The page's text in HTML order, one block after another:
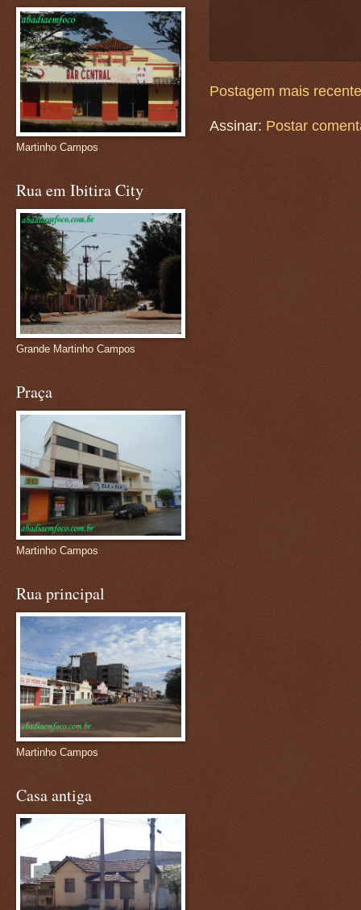
Postagem mais recente
Assinar: Postar
Martinho Campos
Rua em Ibitira City
Grande Martinho Campos
Praça
Martinho Campos
Rua principal
Martinho Campos
Casa antiga